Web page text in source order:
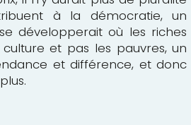
à la démocratie, un
développerait où les riches
et pas les pauvres, un
et différence, et donc